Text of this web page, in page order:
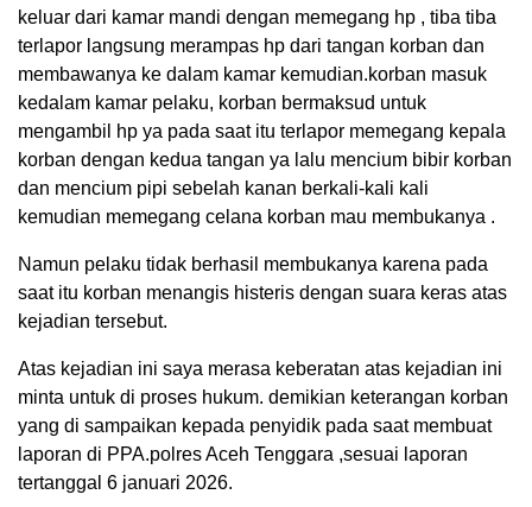
keluar dari kamar mandi dengan memegang hp , tiba tiba
terlapor langsung merampas hp dari tangan korban dan
membawanya ke dalam kamar kemudian.korban masuk
kedalam kamar pelaku, korban bermaksud untuk
mengambil hp ya pada saat itu terlapor memegang kepala
korban dengan kedua tangan ya lalu mencium bibir korban
dan mencium pipi sebelah kanan berkali-kali kali
kemudian memegang celana korban mau membukanya .
Namun pelaku tidak berhasil membukanya karena pada
saat itu korban menangis histeris dengan suara keras atas
kejadian tersebut.
Atas kejadian ini saya merasa keberatan atas kejadian ini
minta untuk di proses hukum. demikian keterangan korban
yang di sampaikan kepada penyidik pada saat membuat
laporan di PPA.polres Aceh Tenggara ,sesuai laporan
tertanggal 6 januari 2026.